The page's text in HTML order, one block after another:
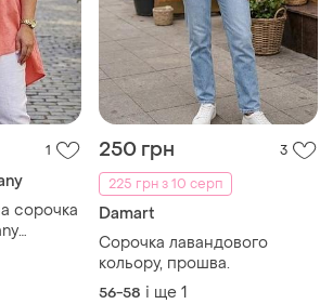
1
сорочка
250 грн
3
225 грн з 10 серп
Damart
Сорочка лавандового
кольору, прошва.
56-58 і ще 1